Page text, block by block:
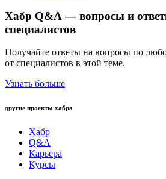
Хабр Q&A — вопросы и
специалистов
Получайте ответы на вопросы по
от специалистов в этой теме.
Узнать больше
другие проекты хабра
Хабр
Q&A
Карьера
Курсы